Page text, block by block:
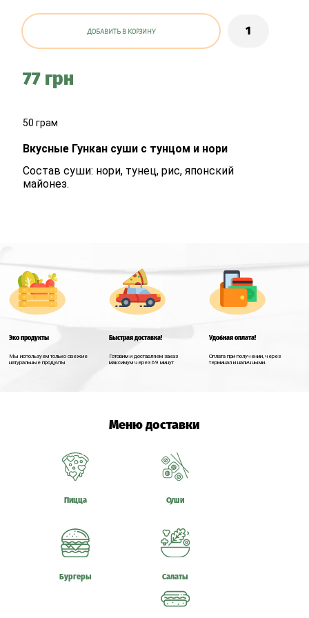
ДОБАВИТЬ В КОРЗИНУ
77 грн
50 грам
Вкусные Гункан суши с тунцом и нори
Состав суши: нори, тунец, рис, японский
майонез.
Эко продукты
Мы используем только свежие
натуральные продукты
Быстрая доставка!
Готовим и доставляем заказ
максимум через 69 минут
Удобная оплата!
Оплата при получении, через
терминал и наличными.
Меню доставки
Пицца Суши
Бургеры Салаты